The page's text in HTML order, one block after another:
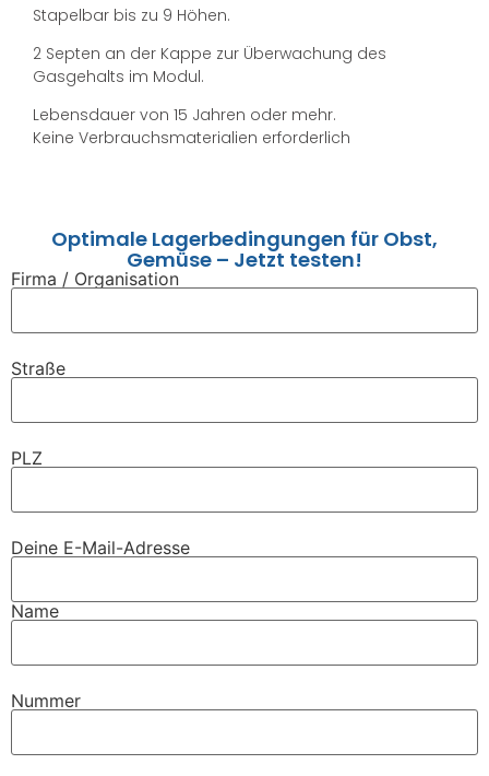
Stapelbar bis zu 9 Höhen.
2 Septen an der Kappe zur Überwachung des
Gasgehalts im Modul.
Lebensdauer von 15 Jahren oder mehr.
Keine Verbrauchsmaterialien erforderlich
Optimale Lagerbedingungen für Obst,
Gemüse – Jetzt testen!
Firma / Organisation
Straße
PLZ
Deine E-Mail-Adresse
Name
Nummer